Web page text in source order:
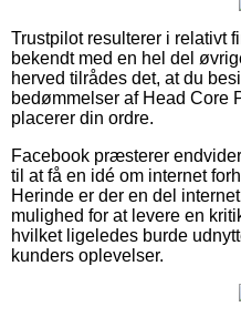
Trustpilot resulterer i relativt
bekendt med en hel del
herved tilrådes det, at du
bedømmelser af Head Core
placerer din ordre.
Facebook præsterer
til at få en idé om internet
Herinde er der en del
mulighed for at levere en
hvilket ligeledes burde
kunders oplevelser.